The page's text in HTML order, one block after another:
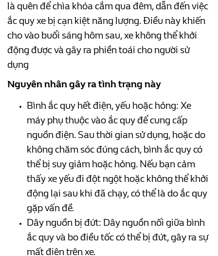
là quên để chìa khóa cắm qua đêm, dẫn đến việc
ắc quy xe bị cạn kiệt năng lượng. Điều này khiến
cho vào buổi sáng hôm sau, xe không thể khởi
động được và gây ra phiền toái cho người sử
dụng
Nguyên nhân gây ra tình trạng này
Bình ắc quy hết điện, yếu hoặc hỏng: Xe
máy phụ thuộc vào ắc quy để cung cấp
nguồn điện. Sau thời gian sử dụng, hoặc do
không chăm sóc đúng cách, bình ắc quy có
thể bị suy giảm hoặc hỏng. Nếu bạn cảm
thấy xe yếu đi đột ngột hoặc không thể khởi
động lại sau khi đã chạy, có thể là do ắc quy
gặp vấn đề.
Dây nguồn bị đứt: Dây nguồn nối giữa bình
ắc quy và bo điều tốc có thể bị đứt, gây ra sự
mất điện trên xe.